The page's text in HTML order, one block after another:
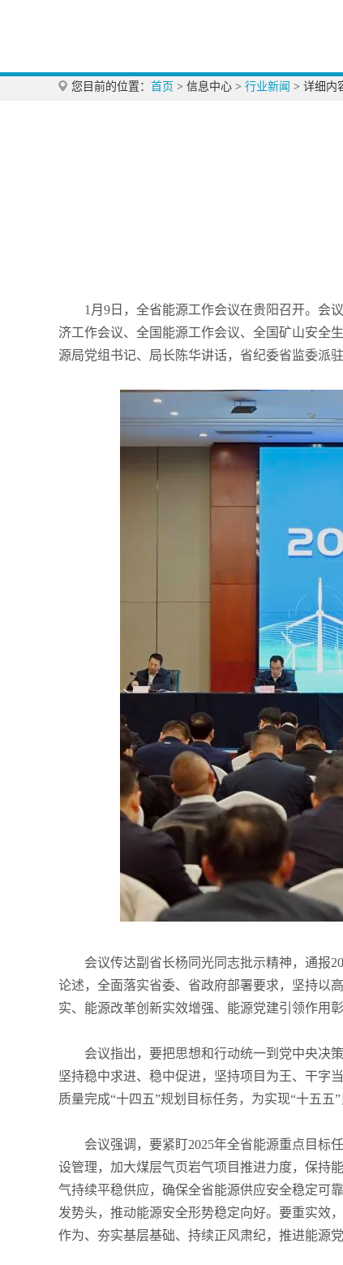
您目前的位置： 首页 > 信息中心 > 行业新闻 > 详细内
1月9日，全省能源工作会议在贵阳召开。会
济工作会议、全国能源工作会议、全国矿山安全
源局党组书记、局长陈华讲话，省纪委省监委派
会议传达副省长杨同光同志批示精神，通报
论述，全面落实省委、省政府部署要求，坚持以
实、能源改革创新实效增强、能源党建引领作用
会议指出，要把思想和行动统一到党中央决
坚持稳中求进、稳中促进，坚持项目为王、干字
质量完成“十四五”规划目标任务，为实现“十五五”
会议强调，要紧盯2025年全省能源重点目标
设管理，加大煤层气页岩气项目推进力度，保持
气持续平稳供应，确保全省能源供应安全稳定可
发势头，推动能源安全形势稳定向好。要重实效
作为、夯实基层基础、持续正风肃纪，推进能源